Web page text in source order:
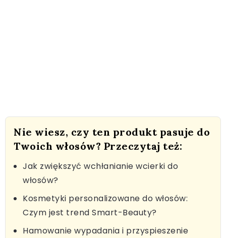
Nie wiesz, czy ten produkt pasuje do
Twoich włosów? Przeczytaj też:
Jak zwiększyć wchłanianie wcierki do
włosów?
Kosmetyki personalizowane do włosów:
Czym jest trend Smart-Beauty?
Hamowanie wypadania i przyspieszenie